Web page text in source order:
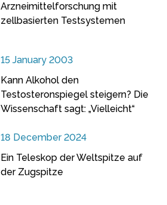
Arzneimittelforschung mit
zellbasierten Testsystemen
15 January 2003
Kann Alkohol den
Testosteronspiegel steigern? Die
Wissenschaft sagt: „Vielleicht“
18 December 2024
Ein Teleskop der Weltspitze auf
der Zugspitze